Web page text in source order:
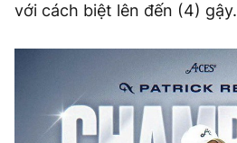
với cách biệt lên đến (4) gậy.